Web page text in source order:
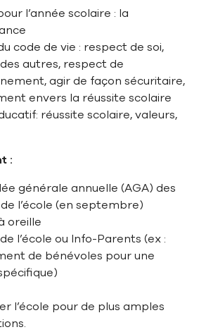
l’année scolaire : la
code de vie : respect de soi,
autres, respect de
agir de façon sécuritaire,
envers la réussite scolaire
réussite scolaire, valeurs,
:
générale annuelle (AGA) des
l’école (en septembre)
oreille
l’école ou Info-Parents (ex :
de bénévoles pour une
l’école pour de plus amples